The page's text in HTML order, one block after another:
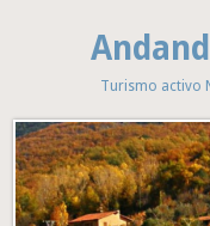
Turismo activo